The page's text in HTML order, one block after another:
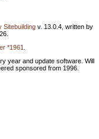
Sitebuilding v. 13.0.4, written by
*1961
year and update software. Will
sponsored from 1996.